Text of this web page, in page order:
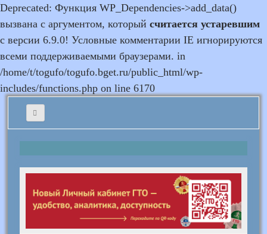
Deprecated: Функция WP_Dependencies->add_data()
вызвана с аргументом, который считается устаревшим
с версии 6.9.0! Условные комментарии IE игнорируются
всеми поддерживаемыми браузерами. in
/home/t/togufo/togufo.bget.ru/public_html/wp-
includes/functions.php on line 6170